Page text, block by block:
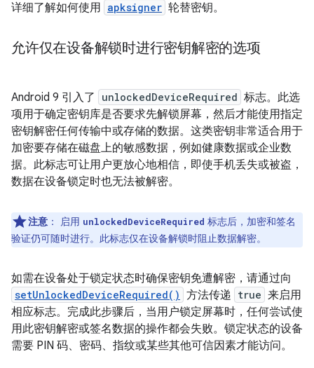
详细了解如何使用 apksigner 轮替密钥。
允许仅在设备解锁时进行密钥解密的选项
Android 9 引入了 unlockedDeviceRequired 标志。此选
项用于确定密钥库是否要求先解锁屏幕，然后才能使用指定
密钥解密任何传输中或存储的数据。这类密钥非常适合用于
加密要存储在磁盘上的敏感数据，例如健康数据或企业数
据。此标志可让用户更放心地相信，即使手机丢失或被盗，
数据在设备锁定时也无法被解密。
注意 ： 启用 unlockedDeviceRequired 标志后，加密和签名
验证仍可随时进行。此标志仅在设备解锁时阻止数据解密。
如需在设备处于锁定状态时确保密钥免遭解密，请通过向
setUnlockedDeviceRequired() 方法传递 true 来启用
相应标志。完成此步骤后，当用户锁定屏幕时，任何尝试使
用此密钥解密或签名数据的操作都会失败。锁定状态的设备
需要 PIN 码、密码、指纹或某些其他可信因素才能访问。